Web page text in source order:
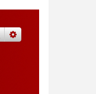
rechercher
recherche